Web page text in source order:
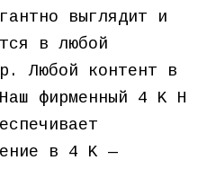
выглядит и
в любой
Любой контент в
фирменный 4 K H
в 4 K —